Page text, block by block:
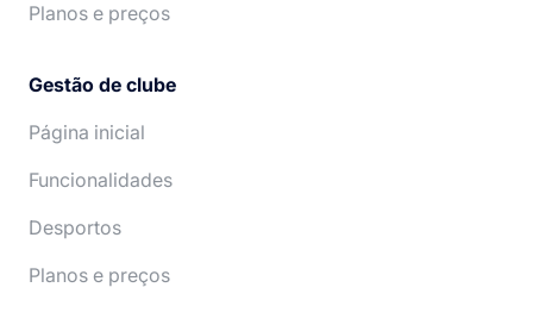
Planos e preços
Gestão de clube
Página inicial
Funcionalidades
Desportos
Planos e preços